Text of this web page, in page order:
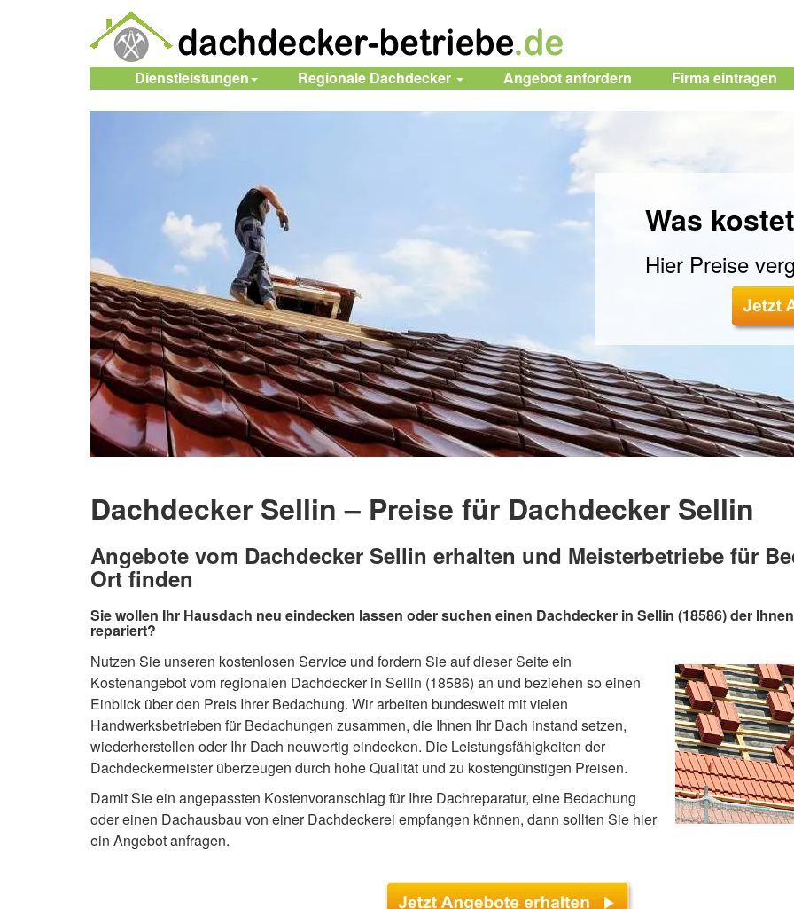
Dienstleistungen Regionale Dachdecker Angebot anfordern Firmaeintragen
Was
Hier Preise
Dachdecker Sellin – Preise für Dachdecker Sellin
Angebote vom Dachdecker Sellin erhalten und Meisterbetriebe für
Ort finden
Sie wollen Ihr Hausdach neu eindecken lassen oder suchen einen Dachdecker in Sellin (18586) der
repariert?
Nutzen Sie unseren kostenlosen Service und fordern Sie auf dieser Seite ein
Kostenangebot vom regionalen Dachdecker in Sellin (18586) an und beziehen so einen
Einblick über den Preis Ihrer Bedachung. Wir arbeiten bundesweit mit vielen
Handwerksbetrieben für Bedachungen zusammen, die Ihnen Ihr Dach instand setzen,
wiederherstellen oder Ihr Dach neuwertig eindecken. Die Leistungsfähigkeiten der
Dachdeckermeister überzeugen durch hohe Qualität und zu kostengünstigen Preisen.
Damit Sie ein angepassten Kostenvoranschlag für Ihre Dachreparatur, eine Bedachung
oder einen Dachausbau von einer Dachdeckerei empfangen können, dann sollten Sie hier
ein Angebot anfragen.